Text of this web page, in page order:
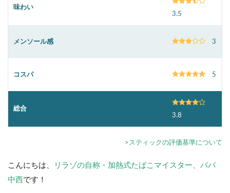
味わい
3.5
メンソール感 3
コスパ 5
総合
3.8
>スティックの評価基準について
こんにちは、
リラゾの自称・加熱式たばこマイスター、パパ
中西 です！